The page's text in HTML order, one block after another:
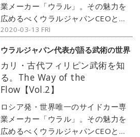
業メーカー「ウラル」。その魅力を
広めるべくウラルジャパンCEOとし
て活躍するブラド氏は、理想を実現
その成功の影には、ブラド氏が生涯
を通して嗜む「武術」があった。
Vol.3では沖縄を発祥の地とする「空
手」について解説いただいた。
2020-03-13 FRI
カリ・古代フィリピン武術を知
る。The Way of the
Flow【Vol.2】
ロシア発・世界唯一のサイドカー専
業メーカー「ウラル」。その魅力を
広めるべくウラルジャパンCEOとし
ウラルジャパン代表が語る武術の世界